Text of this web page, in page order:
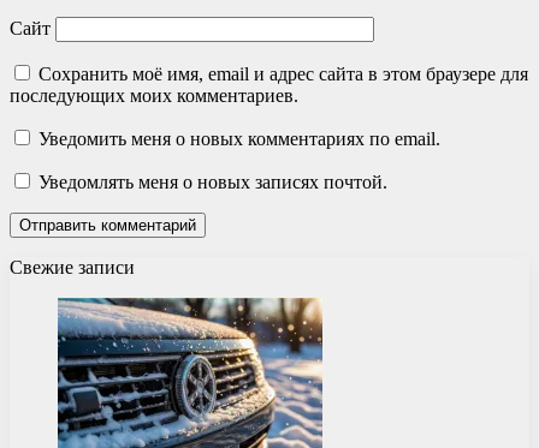
Сайт
Сохранить моё имя, email и адрес сайта в этом браузере для
последующих моих комментариев.
Уведомить меня о новых комментариях по email.
Уведомлять меня о новых записях почтой.
Свежие записи